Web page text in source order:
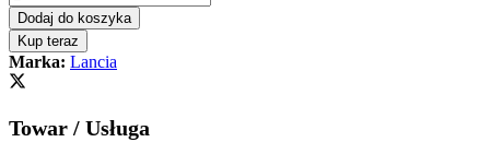
turbina
Lancia
Musa
1.3
Multijet
KM
Dodaj do koszyka
Kup teraz
Marka: Lancia
Towar / Usługa